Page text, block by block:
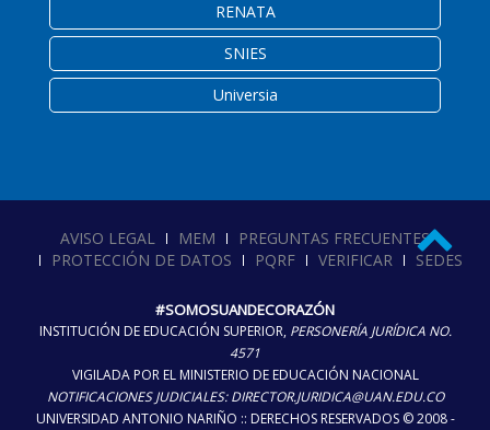
RENATA
SNIES
Universia
AVISO LEGAL MEM
PREGUNTAS FRECUENTES
PROTECCIÓN DE DATOS
PQRF VERIFICAR SEDES
#SOMOSUANDECORAZÓN
INSTITUCIÓN DE EDUCACIÓN SUPERIOR, PERSONERÍA JURÍDICA NO.
4571
VIGILADA POR EL MINISTERIO DE EDUCACIÓN NACIONAL
NOTIFICACIONES JUDICIALES: DIRECTOR.JURIDICA@UAN.EDU.CO
UNIVERSIDAD ANTONIO NARIÑO :: DERECHOS RESERVADOS © 2008 -